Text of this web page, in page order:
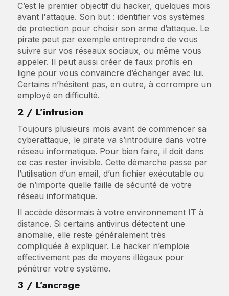
C’est le premier objectif du hacker, quelques mois
avant l'attaque. Son but : identifier vos systèmes
de protection pour choisir son arme d’attaque. Le
pirate peut par exemple entreprendre de vous
suivre sur vos réseaux sociaux, ou même vous
appeler. Il peut aussi créer de faux profils en
ligne pour vous convaincre d’échanger avec lui.
Certains n’hésitent pas, en outre, à corrompre un
employé en difficulté.
2 / L’intrusion
Toujours plusieurs mois avant de commencer sa
cyberattaque, le pirate va s’introduire dans votre
réseau informatique. Pour bien faire, il doit dans
ce cas rester invisible. Cette démarche passe par
l’utilisation d’un email, d’un fichier exécutable ou
de n’importe quelle faille de sécurité de votre
réseau informatique.
Il accède désormais à votre environnement IT à
distance. Si certains antivirus détectent une
anomalie, elle reste généralement très
compliquée à expliquer. Le hacker n’emploie
effectivement pas de moyens illégaux pour
pénétrer votre système.
3 / L’ancrage